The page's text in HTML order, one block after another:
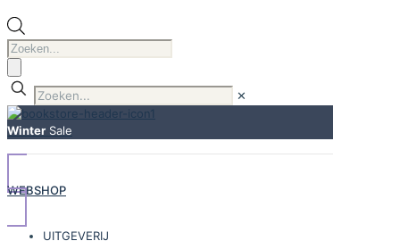
Producten
zoeken
✕
Winter Sale
WEBSHOP
UITGEVERIJ